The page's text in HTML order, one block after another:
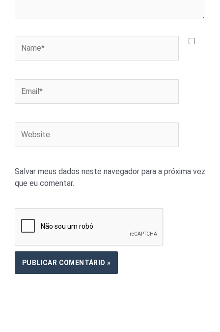
Salvar meus dados neste navegador para a próxima vez
que eu comentar.